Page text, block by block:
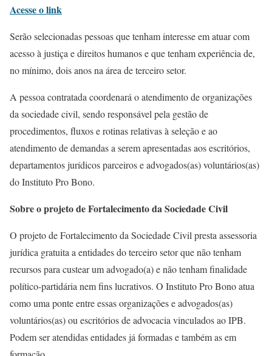
Acesse o link
Serão selecionadas pessoas que tenham interesse em atuar com
acesso à justiça e direitos humanos e que tenham experiência de,
no mínimo, dois anos na área de terceiro setor.
A pessoa contratada coordenará o atendimento de organizações
da sociedade civil, sendo responsável pela gestão de
procedimentos, fluxos e rotinas relativas à seleção e ao
atendimento de demandas a serem apresentadas aos escritórios,
departamentos jurídicos parceiros e advogados(as) voluntários(as)
do Instituto Pro Bono.
Sobre o projeto de Fortalecimento da Sociedade Civil
O projeto de Fortalecimento da Sociedade Civil presta assessoria
jurídica gratuita a entidades do terceiro setor que não tenham
recursos para custear um advogado(a) e não tenham finalidade
político-partidária nem fins lucrativos. O Instituto Pro Bono atua
como uma ponte entre essas organizações e advogados(as)
voluntários(as) ou escritórios de advocacia vinculados ao IPB.
Podem ser atendidas entidades já formadas e também as em